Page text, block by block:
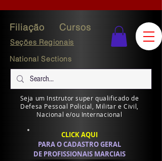
Filiação Cursos
Seções Regionais
National Sections
Seja um Instrutor super qualificado de
Defesa Pessoal Policial, Militar e Civil,
Nacional e/ou Internacional
CLICK AQUI
PARA O CADASTRO GERAL
DE PROFISSIONAIS MARCIAIS